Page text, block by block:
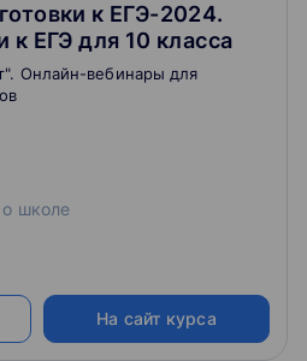
к ЕГЭ-2024.
к ЕГЭ для 10 класса
Онлайн-вебинары для
о школе
На сайт курса